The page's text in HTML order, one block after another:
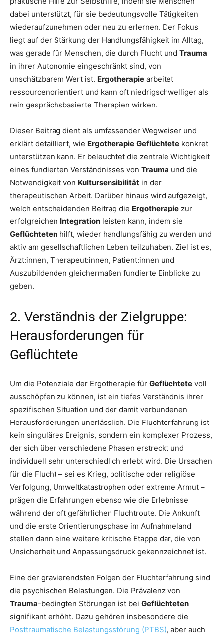
dabei unterstützt, für sie bedeutungsvolle Tätigkeiten
wiederaufzunehmen oder neu zu erlernen. Der Fokus
liegt auf der Stärkung der Handlungsfähigkeit im Alltag,
was gerade für Menschen, die durch Flucht und Trauma
in ihrer Autonomie eingeschränkt sind, von
unschätzbarem Wert ist. Ergotherapie arbeitet
ressourcenorientiert und kann oft niedrigschwelliger als
rein gesprächsbasierte Therapien wirken.
Dieser Beitrag dient als umfassender Wegweiser und
erklärt detailliert, wie Ergotherapie Geflüchtete konkret
unterstützen kann. Er beleuchtet die zentrale Wichtigkeit
eines fundierten Verständnisses von Trauma und die
Notwendigkeit von Kultursensibilität in der
therapeutischen Arbeit. Darüber hinaus wird aufgezeigt,
welch entscheidenden Beitrag die Ergotherapie zur
erfolgreichen Integration leisten kann, indem sie
Geflüchteten hilft, wieder handlungsfähig zu werden und
aktiv am gesellschaftlichen Leben teilzuhaben. Ziel ist es,
Ärzt:innen, Therapeut:innen, Patient:innen und
Auszubildenden gleichermaßen fundierte Einblicke zu
geben.
2. Verständnis der Zielgruppe:
Herausforderungen für
Geflüchtete
Um die Potenziale der Ergotherapie für Geflüchtete voll
ausschöpfen zu können, ist ein tiefes Verständnis ihrer
spezifischen Situation und der damit verbundenen
Herausforderungen unerlässlich. Die Fluchterfahrung ist
kein singuläres Ereignis, sondern ein komplexer Prozess,
der sich über verschiedene Phasen erstreckt und
individuell sehr unterschiedlich erlebt wird. Die Ursachen
für die Flucht – sei es Krieg, politische oder religiöse
Verfolgung, Umweltkatastrophen oder extreme Armut –
prägen die Erfahrungen ebenso wie die Erlebnisse
während der oft gefährlichen Fluchtroute. Die Ankunft
und die erste Orientierungsphase im Aufnahmeland
stellen dann eine weitere kritische Etappe dar, die von
Unsicherheit und Anpassungsdruck gekennzeichnet ist.
Eine der gravierendsten Folgen der Fluchterfahrung sind
die psychischen Belastungen. Die Prävalenz von
Trauma-bedingten Störungen ist bei Geflüchteten
signifikant erhöht. Dazu gehören insbesondere die
Posttraumatische Belastungsstörung (PTBS), aber auch